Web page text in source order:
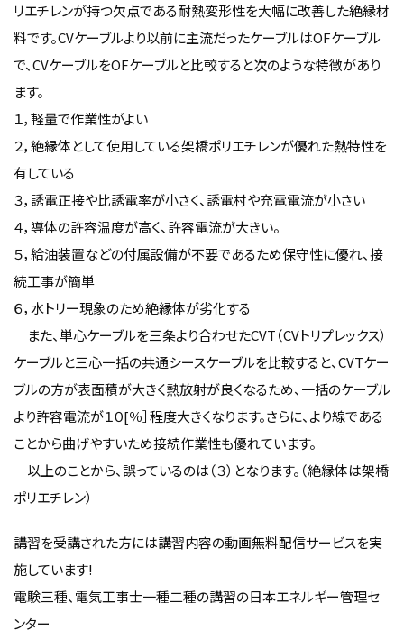
リエチレンが持つ欠点である耐熱変形性を大幅に改善した絶縁材
料です。CVケーブルより以前に主流だったケーブルはOFケーブル
で、CVケーブルをOFケーブルと比較すると次のような特徴があり
ます。
１，軽量で作業性がよい
２，絶縁体として使用している架橋ポリエチレンが優れた熱特性を
有している
３，誘電正接や比誘電率が小さく、誘電村や充電電流が小さい
４，導体の許容温度が高く、許容電流が大きい。
５，給油装置などの付属設備が不要であるため保守性に優れ、接
続工事が簡単
６，水トリー現象のため絶縁体が劣化する
また、単心ケーブルを三条より合わせたCVT（CVトリプレックス）
ケーブルと三心一括の共通シースケーブルを比較すると、CVTケー
ブルの方が表面積が大きく熱放射が良くなるため、一括のケーブル
より許容電流が１０[％］程度大きくなります。さらに、より線である
ことから曲げやすいため接続作業性も優れています。
以上のことから、誤っているのは（３）となります。（絶縁体は架橋
ポリエチレン）
講習を受講された方には講習内容の動画無料配信サービスを実
施しています!
電験三種、電気工事士一種二種の講習の日本エネルギー管理セ
ンター